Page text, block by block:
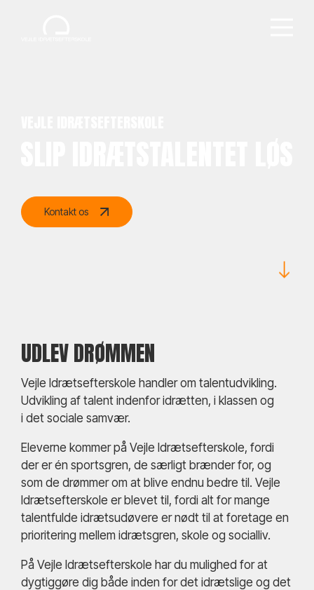
Kontakt os
UDLEV DRØMMEN
Vejle Idrætsefterskole handler om talentudvikling.
Udvikling af talent indenfor idrætten, i klassen og
i det sociale samvær.
Eleverne kommer på Vejle Idrætsefterskole, fordi
der er én sportsgren, de særligt brænder for, og
som de drømmer om at blive endnu bedre til. Vejle
Idrætsefterskole er blevet til, fordi alt for mange
talentfulde idrætsudøvere er nødt til at foretage en
prioritering mellem idrætsgren, skole og socialliv.
På Vejle Idrætsefterskole har du mulighed for at
dygtiggøre dig både inden for det idrætslige og det